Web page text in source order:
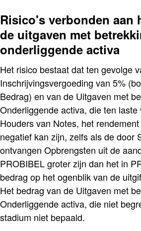
Risico's verbonden aan
de uitgaven met
onderliggende activa
Het risico bestaat dat ten gevolge
Inschrijvingsvergoeding van 5%
Bedrag) en van de Uitgaven met
Onderliggende activa, die ten laste
Houders van Notes, het
negatief kan zijn, zelfs als de door
ontvangen Opbrengsten uit de
PROBIBEL groter zijn dan het in
bedrag op het ogenblik van de
Het bedrag van de Uitgaven met
Onderliggende activa, die niet
stadium niet bepaald.